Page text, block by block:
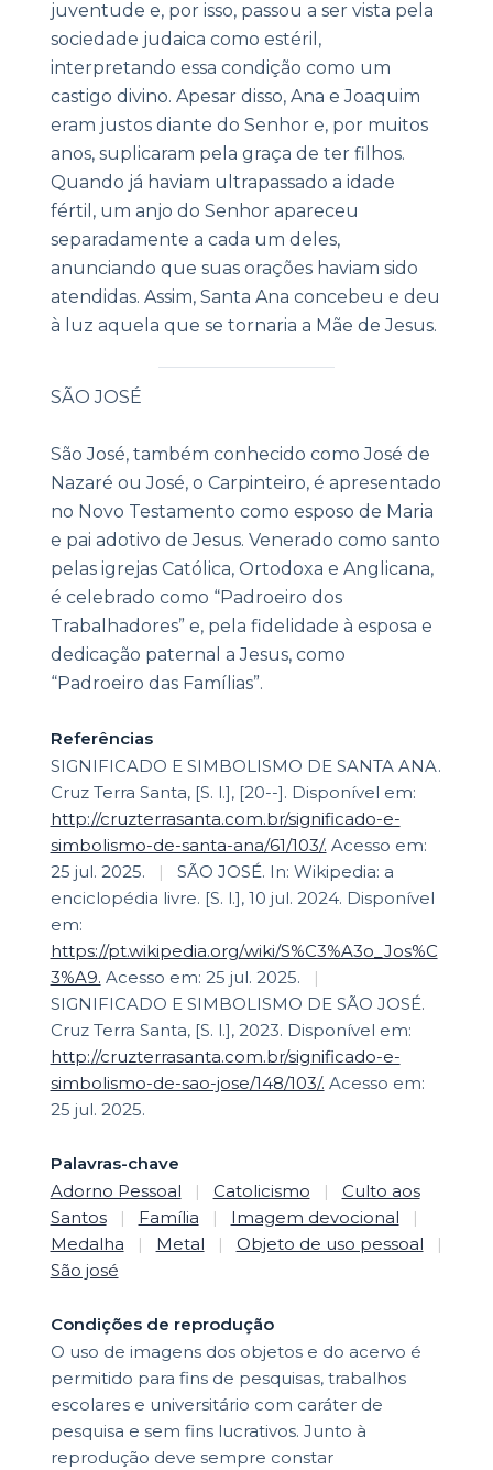
juventude e, por isso, passou a ser vista pela
sociedade judaica como estéril,
interpretando essa condição como um
castigo divino. Apesar disso, Ana e Joaquim
eram justos diante do Senhor e, por muitos
anos, suplicaram pela graça de ter filhos.
Quando já haviam ultrapassado a idade
fértil, um anjo do Senhor apareceu
separadamente a cada um deles,
anunciando que suas orações haviam sido
atendidas. Assim, Santa Ana concebeu e deu
à luz aquela que se tornaria a Mãe de Jesus.
SÃO JOSÉ
São José, também conhecido como José de
Nazaré ou José, o Carpinteiro, é apresentado
no Novo Testamento como esposo de Maria
e pai adotivo de Jesus. Venerado como santo
pelas igrejas Católica, Ortodoxa e Anglicana,
é celebrado como “Padroeiro dos
Trabalhadores” e, pela fidelidade à esposa e
dedicação paternal a Jesus, como
“Padroeiro das Famílias”.
Referências
SIGNIFICADO E SIMBOLISMO DE SANTA ANA.
Cruz Terra Santa, [S. l.], [20--]. Disponível em:
http://cruzterrasanta.com.br/significado-e-
simbolismo-de-santa-ana/61/103/. Acesso em:
25 jul. 2025.
|
SÃO JOSÉ. In: Wikipedia: a
enciclopédia livre. [S. l.], 10 jul. 2024. Disponível
em:
https://pt.wikipedia.org/wiki/S%C3%A3o_Jos%C
3%A9. Acesso em: 25 jul. 2025.
|
SIGNIFICADO E SIMBOLISMO DE SÃO JOSÉ.
Cruz Terra Santa, [S. l.], 2023. Disponível em:
http://cruzterrasanta.com.br/significado-e-
simbolismo-de-sao-jose/148/103/. Acesso em:
25 jul. 2025.
Palavras-chave
Adorno Pessoal
| Catolicismo |
Culto aos
Santos
| Família | Imagem devocional
|
Medalha
| Metal | Objeto de uso pessoal
|
São josé
Condições de reprodução
O uso de imagens dos objetos e do acervo é
permitido para fins de pesquisas, trabalhos
escolares e universitário com caráter de
pesquisa e sem fins lucrativos. Junto à
reprodução deve sempre constar